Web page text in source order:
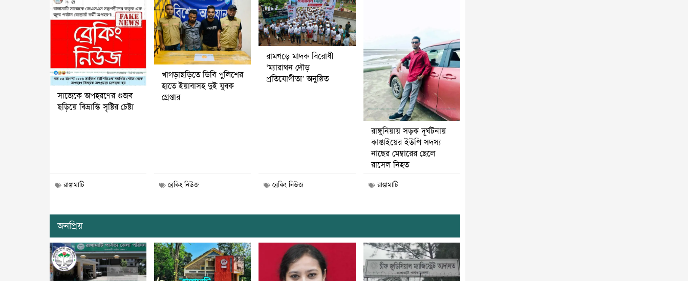
সাজেকে অপহরণের গুজব
ছড়িয়ে বিভ্রান্তি সৃষ্টির চেষ্টা
রাঙামাটি
খাগড়াছড়িতে ডিবি পুলিশের
হাতে ইয়াবাসহ দুই যুবক
গ্রেপ্তার
ব্রেকিং নিউজ
রামগড়ে মাদক বিরোধী
‘ম্যারাথন দৌড়
প্রতিযোগীতা’ অনুষ্ঠিত
ব্রেকিং নিউজ
রাঙ্গুনিয়ায় সড়ক দূর্ঘটনায়
কাপ্তাইয়ের ইউপি সদস্য
নাছের মেম্বারের ছেলে
রাসেল নিহত
রাঙামাটি
জনপ্রিয়